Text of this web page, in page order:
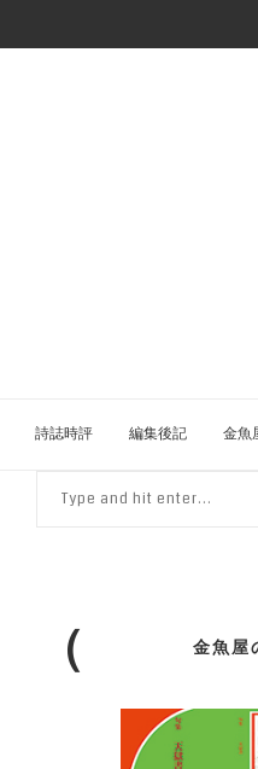
詩誌時評 編集後記 金魚
金魚屋